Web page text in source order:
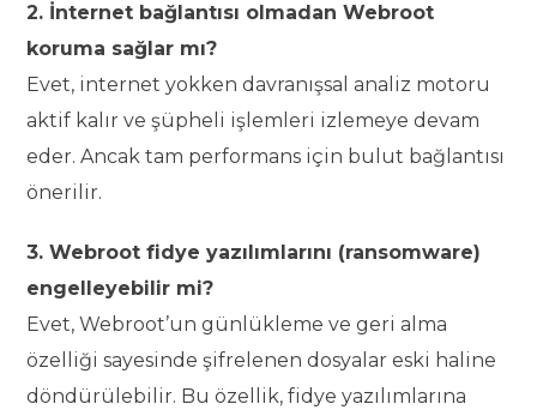
2. İnternet bağlantısı olmadan Webroot
koruma sağlar mı?
Evet, internet yokken davranışsal analiz motoru
aktif kalır ve şüpheli işlemleri izlemeye devam
eder. Ancak tam performans için bulut bağlantısı
önerilir.
3. Webroot fidye yazılımlarını (ransomware)
engelleyebilir mi?
Evet, Webroot’un günlükleme ve geri alma
özelliği sayesinde şifrelenen dosyalar eski haline
döndürülebilir. Bu özellik, fidye yazılımlarına